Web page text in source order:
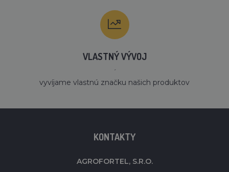
VLASTNÝ VÝVOJ
´
vyvíjame vlastnú značku našich produktov
KONTAKTY
AGROFORTEL, S.R.O.